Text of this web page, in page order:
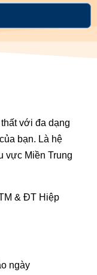
với đa dạng
bạn. Là hệ
vực Miền Trung
& ĐT Hiệp
ngày